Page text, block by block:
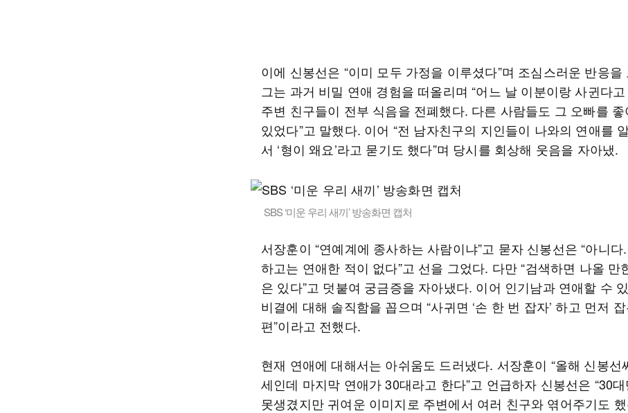
이에 신봉선은 “이미 모두 가정을 이루셨다”며 조심스러운 반응을
그는 과거 비밀 연애 경험을 떠올리며 “어느 날 이분이랑 사귄다
주변 친구들이 전부 식음을 전폐했다. 다른 사람들도 그 오빠를 좋
있었다”고 말했다. 이어 “전 남자친구의 지인들이 나와의 연애를
서 ‘형이 왜요’라고 묻기도 했다”며 당시를 회상해 웃음을 자아냈.
SBS ‘미운 우리 새끼’ 방송화면 캡처
서장훈이 “연예계에 종사하는 사람이냐”고 묻자 신봉선은 “아니다
하고는 연애한 적이 없다”고 선을 그었다. 다만 “검색하면 나올 만
은 있다”고 덧붙여 궁금증을 자아냈다. 이어 인기남과 연애할 수
비결에 대해 솔직함을 꼽으며 “사귀면 ‘손 한 번 잡자’ 하고 먼저
편”이라고 전했다.
현재 연애에 대해서는 아쉬움도 드러냈다. 서장훈이 “올해 신봉선
세인데 마지막 연애가 30대라고 한다”고 언급하자 신봉선은 “30대
못생겼지만 귀여운 이미지로 주변에서 여러 친구와 엮어주기도